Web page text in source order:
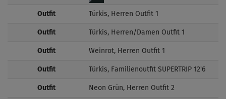
Outfit Türkis, Herren Outfit 1
Outfit Türkis, Herren/Damen Outfit 1
Outfit Weinrot, Herren Outfit 1
Outfit Türkis, Familienoutfit SUPERTRIP 12'6
Outfit Neon Grün, Herren Outfit 2